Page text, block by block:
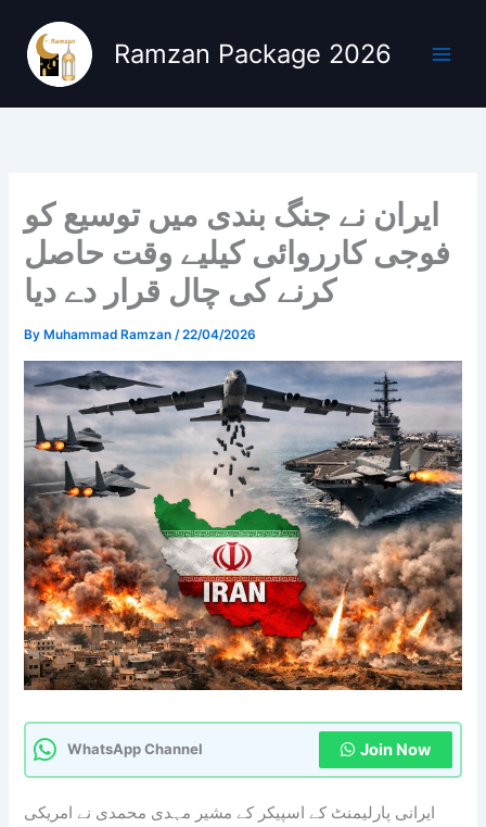
content
Ramzan Package 2026
ایران نے جنگ بندی میں توسیع کو
فوجی کارروائی کیلیے وقت حاصل
کرنے کی چال قرار دے دیا
By Muhammad Ramzan/22/04/2026
WhatsApp Channel Join Now
ایرانی پارلیمنٹ کے اسپیکر کے مشیر مہدی محمدی نے امریکی